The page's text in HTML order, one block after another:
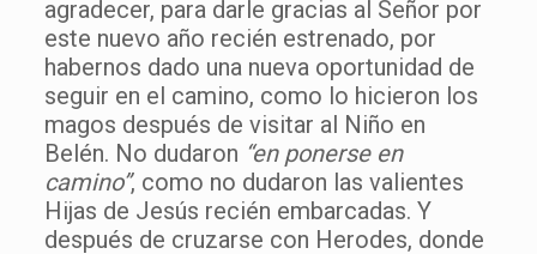
agradecer, para darle gracias al Señor por
este nuevo año recién estrenado, por
habernos dado una nueva oportunidad de
seguir en el camino, como lo hicieron los
magos después de visitar al Niño en
Belén. No dudaron “en ponerse en
camino”, como no dudaron las valientes
Hijas de Jesús recién embarcadas. Y
después de cruzarse con Herodes, donde